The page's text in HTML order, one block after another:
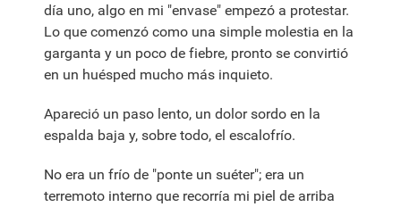
día uno, algo en mi "envase" empezó a protestar.
Lo que comenzó como una simple molestia en la
garganta y un poco de fiebre, pronto se convirtió
en un huésped mucho más inquieto.
Apareció un paso lento, un dolor sordo en la
espalda baja y, sobre todo, el escalofrío.
No era un frío de "ponte un suéter"; era un
terremoto interno que recorría mi piel de arriba